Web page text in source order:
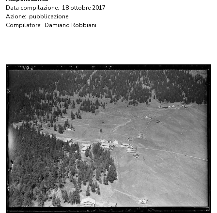
Data compilazione: 18 ottobre 2017
Azione: pubblicazione
Compilatore: Damiano Robbiani